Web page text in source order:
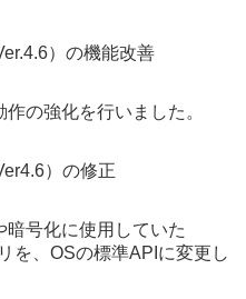
）の機能改善
の強化を行いました。
）の修正
暗号化に使用していた
を、OSの標準APIに変更し